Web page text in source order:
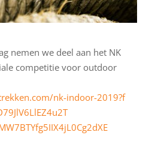
nemen we deel aan het NK
competitie voor outdoor
com/nk-indoor-2019?f
0Cg2dXE